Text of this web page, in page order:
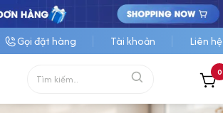
Gọi đặt hàng Tài khoản Liên hệ
0